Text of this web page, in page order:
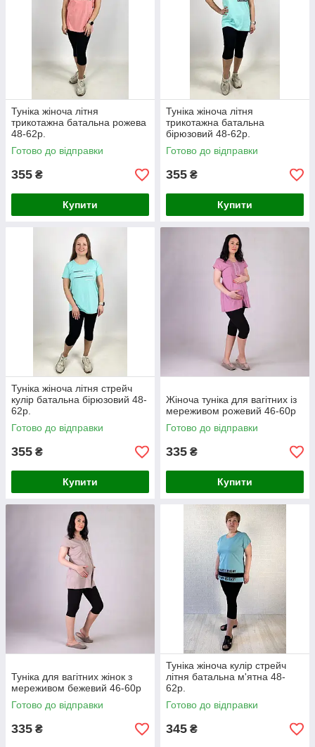
Туніка жіноча літня
трикотажна батальна рожева
48-62р.
Готово до відправки
355 ₴
Купити
Туніка жіноча літня
трикотажна батальна
бірюзовий 48-62р.
Готово до відправки
355 ₴
Купити
Туніка жіноча літня стрейч
кулір батальна бірюзовий 48-
62р.
Готово до відправки
355 ₴
Купити
Жіноча туніка для вагітних із
мереживом рожевий 46-60р
Готово до відправки
335 ₴
Купити
Туніка для вагітних жінок з
мереживом бежевий 46-60р
Готово до відправки
335 ₴
Туніка жіноча кулір стрейч
літня батальна м'ятна 48-
62р.
Готово до відправки
345 ₴